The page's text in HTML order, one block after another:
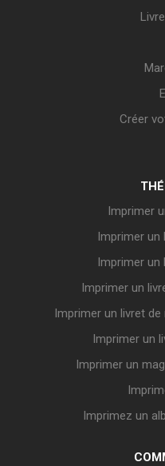
Créer
Imprimer
Imprimer un
Imprimer
Imprimer un
Imprimer un livret
Imprimer un
Imprimer un
Imprimez un